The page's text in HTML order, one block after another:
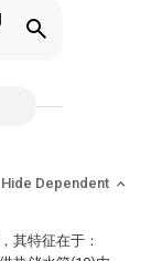
Hide Dependent
其特征在于：